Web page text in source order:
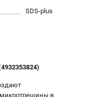
является публичной
SDS-plus
в